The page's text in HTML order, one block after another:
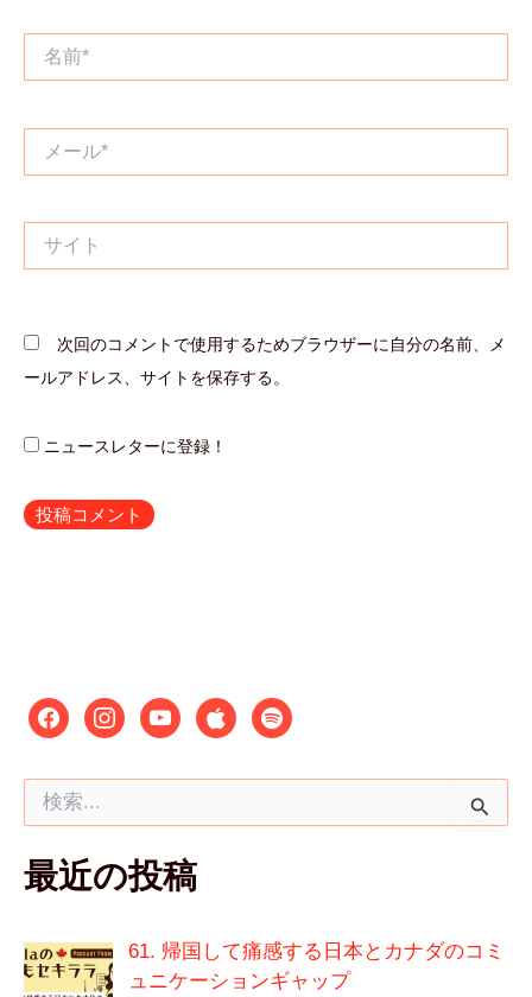
次回のコメントで使用するためブラウザーに自分の名前、メ
ールアドレス、サイトを保存する。
ニュースレターに登録！
索
象
最近の投稿
61. 帰国して痛感する日本とカナダのコミ
ュニケーションギャップ